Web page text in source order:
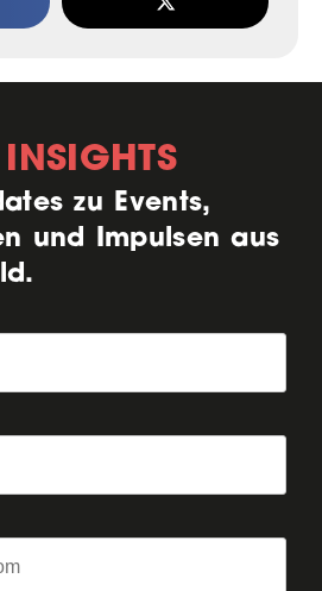
zu Events,
und Impulsen aus